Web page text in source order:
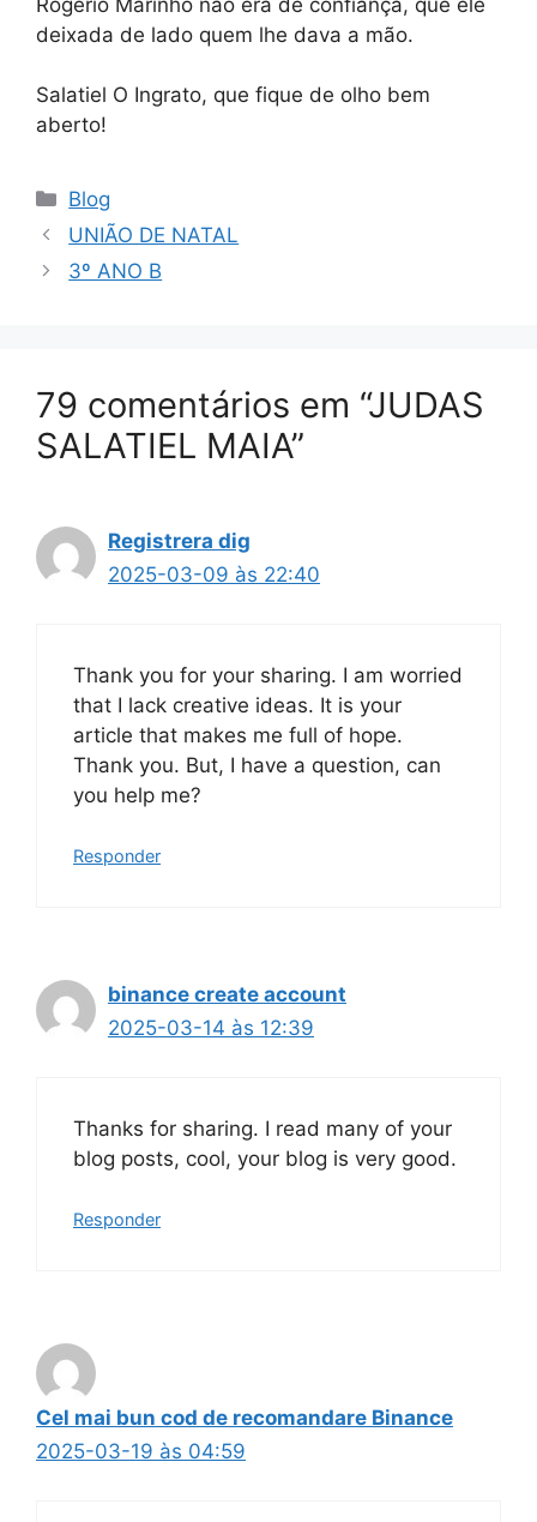
deixada de lado quem lhe dava a mão.
Salatiel O Ingrato, que fique de olho bem
aberto!
Categorias
Blog
UNIÃO DE NATAL
3º ANO B
79 comentários em “JUDAS
SALATIEL MAIA”
Registrera dig
2025-03-09 às 22:40
Thank you for your sharing. I am worried
that I lack creative ideas. It is your
article that makes me full of hope.
Thank you. But, I have a question, can
you help me?
Responder
binance create account
2025-03-14 às 12:39
Thanks for sharing. I read many of your
blog posts, cool, your blog is very good.
Responder
Cel mai bun cod de recomandare Binance
2025-03-19 às 04:59